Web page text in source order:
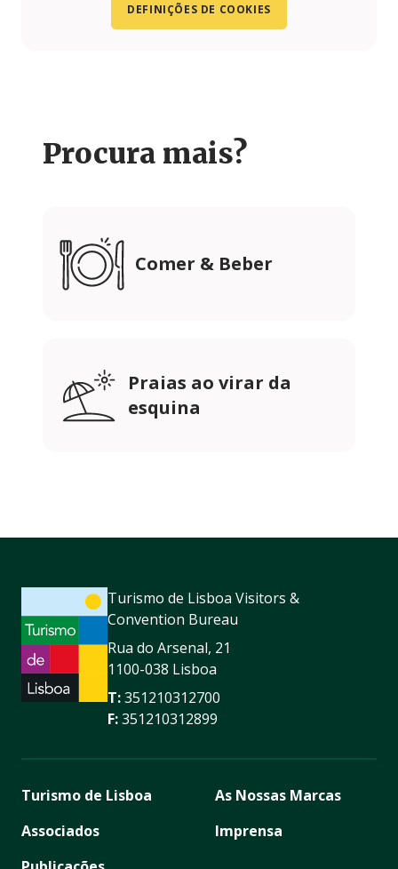
DEFINIÇÕES DE COOKIES
Procura mais?
Comer & Beber
Praias ao virar da
esquina
Turismo de Lisboa Visitors &
Convention Bureau
Rua do Arsenal, 21
1100-038 Lisboa
T:351210312700
F:351210312899
Turismo de Lisboa
Associados
As Nossas Marcas
Imprensa